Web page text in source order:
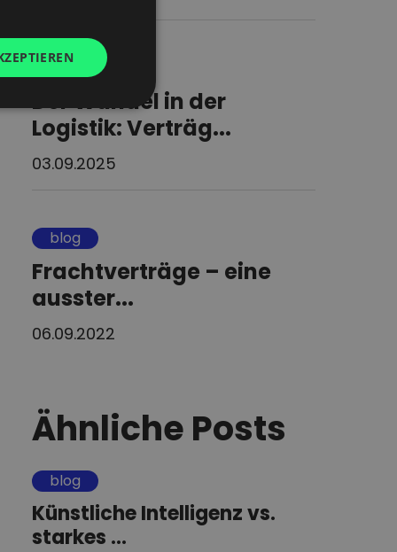
blog
Der Wandel in der
Logistik: Verträg...
03.09.2025
blog
Frachtverträge – eine
ausster...
06.09.2022
Ähnliche Posts
blog
Künstliche Intelligenz vs.
starkes ...
UKRAINIAN
ITALIAN